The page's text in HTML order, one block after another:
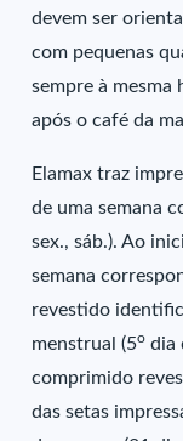
devem ser
com pequenas
sempre à mesma
após o café da
Elamax traz
de uma semana
sex., sáb.). Ao
semana
revestido
menstrual (5o dia
comprimido
das setas